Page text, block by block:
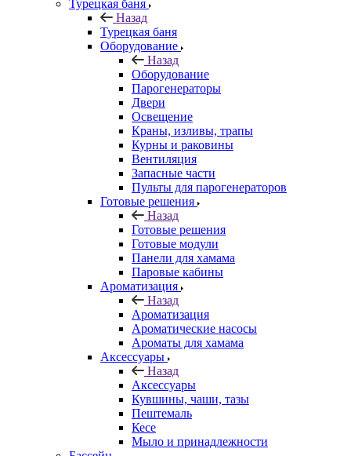
Турецкая баня
Назад
Турецкая баня
Оборудование
Назад
Оборудование
Парогенераторы
Двери
Освещение
Краны, изливы, трапы
Курны и раковины
Вентиляция
Запасные части
Пульты для парогенераторов
Готовые решения
Назад
Готовые решения
Готовые модули
Панели для хамама
Паровые кабины
Ароматизация
Назад
Ароматизация
Ароматические насосы
Ароматы для хамама
Аксессуары
Назад
Аксессуары
Кувшины, чаши, тазы
Пештемаль
Кесе
Мыло и принадлежности